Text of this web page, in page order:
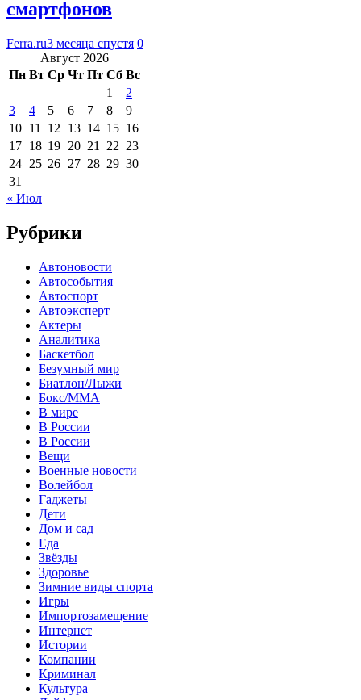
смартфонов
Ferra.ru3 месяца спустя 0
Август 2026
Пн Вт Ср Чт Пт Сб Вс
1
2
3
4 5 6 7 8
9
10 11 12 13 14 15 16
17 18 19 20 21 22 23
24 25 26 27 28 29 30
31
« Июл
Рубрики
Автоновости
Автособытия
Автоспорт
Автоэксперт
Актеры
Аналитика
Баскетбол
Безумный мир
Биатлон/Лыжи
Бокс/MMA
В мире
В России
В России
Вещи
Военные новости
Волейбол
Гаджеты
Дети
Дом и сад
Еда
Звёзды
Здоровье
Зимние виды спорта
Игры
Импортозамещение
Интернет
Истории
Компании
Криминал
Культура